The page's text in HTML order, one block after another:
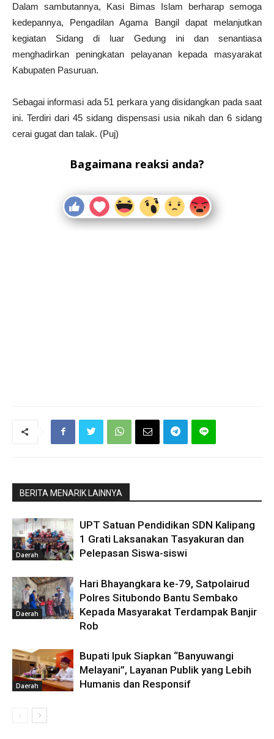
Dalam sambutannya, Kasi Bimas Islam berharap semoga
kedepannya, Pengadilan Agama Bangil dapat melanjutkan
kegiatan Sidang di luar Gedung ini dan senantiasa
menghadirkan peningkatan pelayanan kepada masyarakat
Kabupaten Pasuruan.
Sebagai informasi ada 51 perkara yang disidangkan pada saat
ini. Terdiri dari 45 sidang dispensasi usia nikah dan 6 sidang
cerai gugat dan talak. (Puj)
Bagaimana reaksi anda?
BERITA MENARIK LAINNYA
Daerah
UPT Satuan Pendidikan SDN Kalipang
1 Grati Laksanakan Tasyakuran dan
Pelepasan Siswa-siswi
Daerah
Hari Bhayangkara ke-79, Satpolairud
Polres Situbondo Bantu Sembako
Kepada Masyarakat Terdampak Banjir
Rob
Daerah
Bupati Ipuk Siapkan “Banyuwangi
Melayani”, Layanan Publik yang Lebih
Humanis dan Responsif